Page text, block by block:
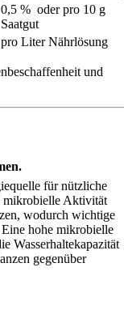
0,5 % oder pro 10 g
Saatgut
pro Liter Nährlösung
und
für nützliche
mikrobielle Aktivität
wodurch wichtige
hohe mikrobielle
Wasserhaltekapazität
gegenüber